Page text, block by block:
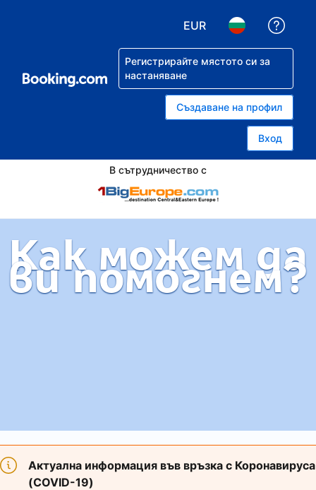
EUR
Регистрирайте мястото си за
настаняване
Създаване на профил
Вход
В сътрудничество с
Как можем да
ви помогнем?
Актуална информация във връзка с Коронавируса
(COVID-19)